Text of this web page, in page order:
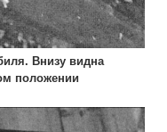
Внизу видна
положении